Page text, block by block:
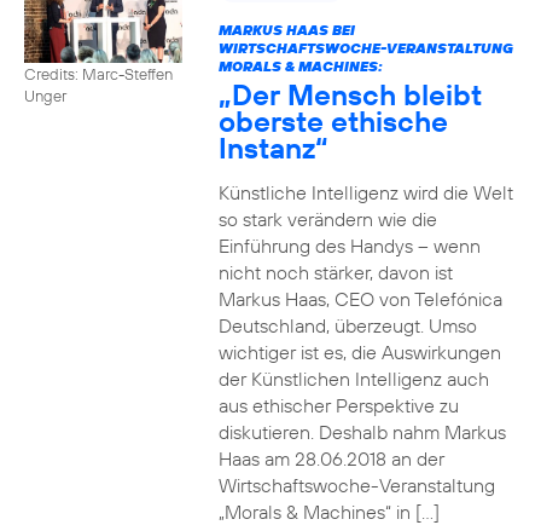
Credits: Marc-Steffen
Unger
MARKUS HAAS BEI
WIRTSCHAFTSWOCHE-VERANSTALTUNG
MORALS & MACHINES:
„Der Mensch bleibt
oberste ethische
Instanz“
Künstliche Intelligenz wird die Welt
so stark verändern wie die
Einführung des Handys – wenn
nicht noch stärker, davon ist
Markus Haas, CEO von Telefónica
Deutschland, überzeugt. Umso
wichtiger ist es, die Auswirkungen
der Künstlichen Intelligenz auch
aus ethischer Perspektive zu
diskutieren. Deshalb nahm Markus
Haas am 28.06.2018 an der
Wirtschaftswoche-Veranstaltung
„Morals & Machines“ in […]